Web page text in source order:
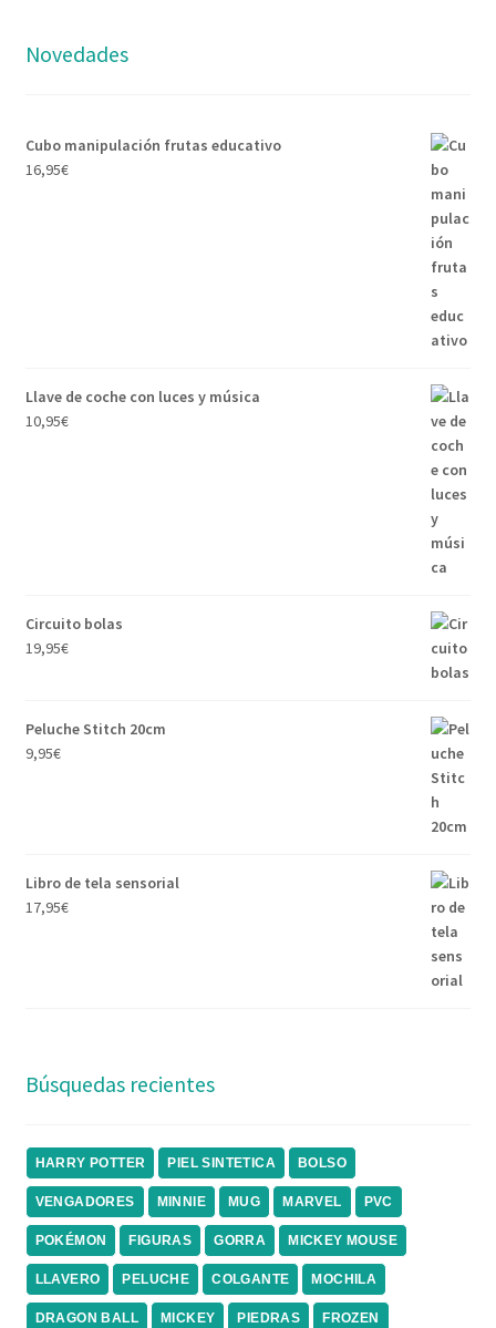
Novedades
Cubo manipulación frutas educativo
16,95€
Llave de coche con luces y música
10,95€
Circuito bolas
19,95€
Peluche Stitch 20cm
9,95€
Libro de tela sensorial
17,95€
Búsquedas recientes
HARRY POTTER PIEL SINTETICA BOLSO
VENGADORES MINNIE MUG MARVEL PVC
POKÉMON FIGURAS GORRA MICKEY MOUSE
LLAVERO PELUCHE COLGANTE MOCHILA
DRAGON BALL MICKEY PIEDRAS FROZEN